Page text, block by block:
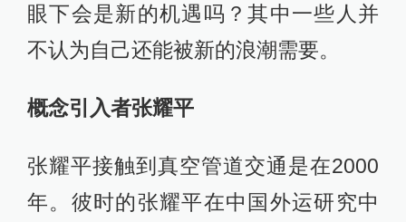
眼下会是新的机遇吗？其中一些人并
不认为自己还能被新的浪潮需要。
概念引入者张耀平
张耀平接触到真空管道交通是在2000
年。彼时的张耀平在中国外运研究中